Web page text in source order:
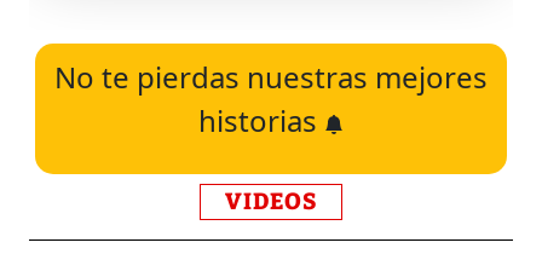
No te pierdas nuestras mejores
historias
VIDEOS